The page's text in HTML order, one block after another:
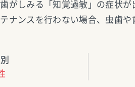
がしみる「知覚過敏」の症状
ナンスを行わない場合、虫歯